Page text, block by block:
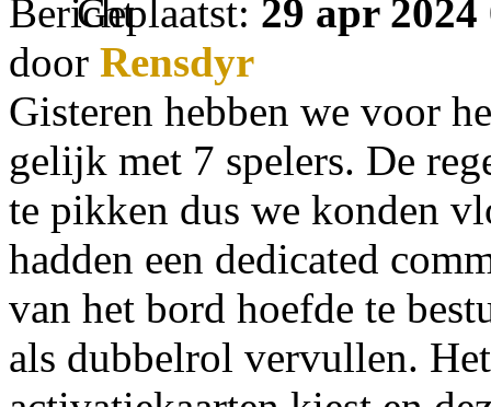
Geplaatst: 29 apr 2024
door Rensdyr
Gisteren hebben we voor
gelijk met 7 spelers. De
te pikken dus we konden
hadden een dedicated
van het bord hoefde te
als dubbelrol vervullen.